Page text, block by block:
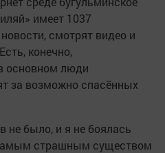
имеет 1037
смотрят видео и
конечно,
основном люди
за возможно спасённых
не было, и я не боялась
страшным существом